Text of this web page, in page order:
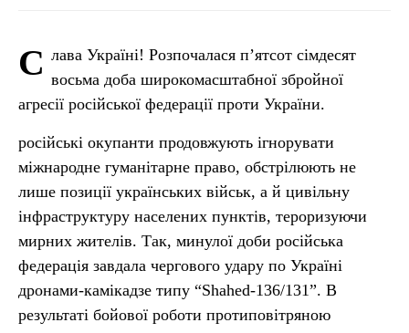
С лава Україні! Розпочалася п’ятсот сімдесят
восьма доба широкомасштабної збройної
агресії російської федерації проти України.
російські окупанти продовжують ігнорувати
міжнародне гуманітарне право, обстрілюють не
лише позиції українських військ, а й цивільну
інфраструктуру населених пунктів, тероризуючи
мирних жителів. Так, минулої доби російська
федерація завдала чергового удару по Україні
дронами-камікадзе типу “Shahed-136/131”. В
результаті бойової роботи протиповітряною